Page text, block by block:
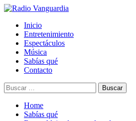
Skip
content
Radio Vanguardia
Tu música y mucho mas
Primary
Menu
Inicio
Entretenimiento
Espectáculos
Música
Sabías qué
Contacto
Buscar:
Home
Sabías qué